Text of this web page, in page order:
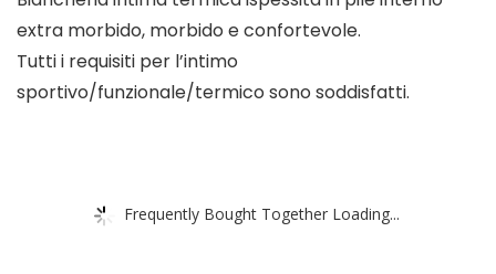
extra morbido, morbido e confortevole.
Tutti i requisiti per l’intimo
sportivo/funzionale/termico sono soddisfatti.
Frequently Bought Together Loading...